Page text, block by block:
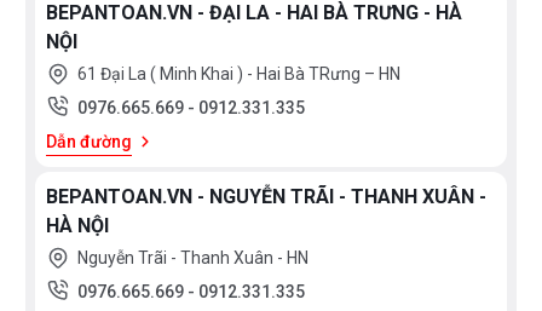
BEPANTOAN.VN - ĐẠI LA - HAI BÀ TRƯNG - HÀ
NỘI
61 Đại La ( Minh Khai ) - Hai Bà TRưng – HN
0976.665.669 - 0912.331.335
Dẫn đường
BEPANTOAN.VN - NGUYỄN TRÃI - THANH XUÂN -
HÀ NỘI
Nguyễn Trãi - Thanh Xuân - HN
0976.665.669 - 0912.331.335